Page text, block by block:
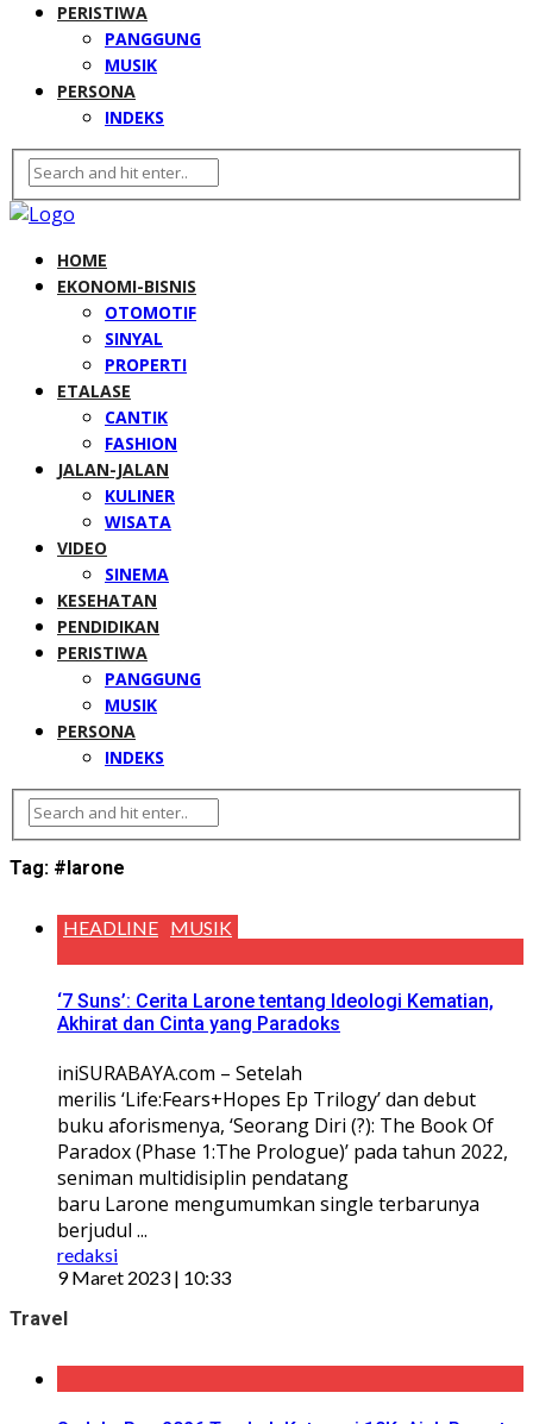
PERISTIWA
PANGGUNG
MUSIK
PERSONA
INDEKS
HOME
EKONOMI-BISNIS
OTOMOTIF
SINYAL
PROPERTI
ETALASE
CANTIK
FASHION
JALAN-JALAN
KULINER
WISATA
VIDEO
SINEMA
KESEHATAN
PENDIDIKAN
PERISTIWA
PANGGUNG
MUSIK
PERSONA
INDEKS
Tag: #larone
HEADLINE MUSIK
‘7 Suns’: Cerita Larone tentang Ideologi Kematian,
Akhirat dan Cinta yang Paradoks
iniSURABAYA.com – Setelah
merilis ‘Life:Fears+Hopes Ep Trilogy’ dan debut
buku aforismenya, ‘Seorang Diri (?): The Book Of
Paradox (Phase 1:The Prologue)’ pada tahun 2022,
seniman multidisiplin pendatang
baru Larone mengumumkan single terbarunya
berjudul ...
redaksi
9 Maret 2023 | 10:33
Travel